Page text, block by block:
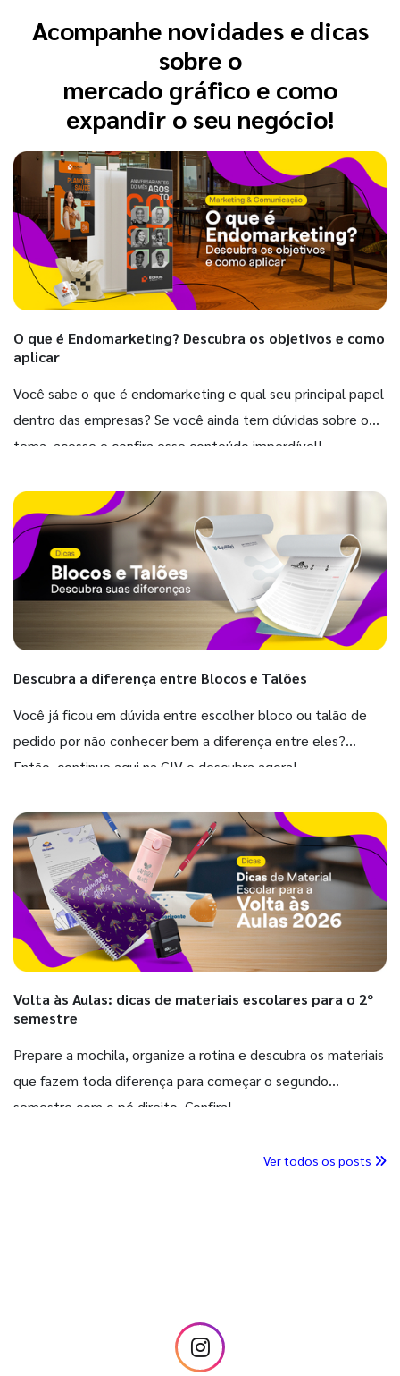
Acompanhe novidades e dicas
sobre o
mercado gráfico e como
expandir o seu negócio!
O que é Endomarketing? Descubra os objetivos e como
aplicar
Você sabe o que é endomarketing e qual seu principal papel
dentro das empresas? Se você ainda tem dúvidas sobre o
tema, acesse e confira esse conteúdo imperdível!
Descubra a diferença entre Blocos e Talões
Você já ficou em dúvida entre escolher bloco ou talão de
pedido por não conhecer bem a diferença entre eles?
Então, continue aqui na GIV e descubra agora!
Volta às Aulas: dicas de materiais escolares para o 2º
semestre
Prepare a mochila, organize a rotina e descubra os materiais
que fazem toda diferença para começar o segundo
semestre com o pé direito. Confira!
Ver todos os posts